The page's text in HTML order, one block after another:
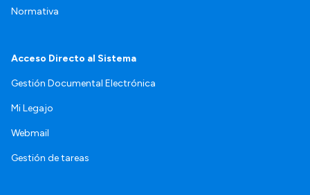
Normativa
Acceso Directo al Sistema
Gestión Documental Electrónica
Mi Legajo
Webmail
Gestión de tareas